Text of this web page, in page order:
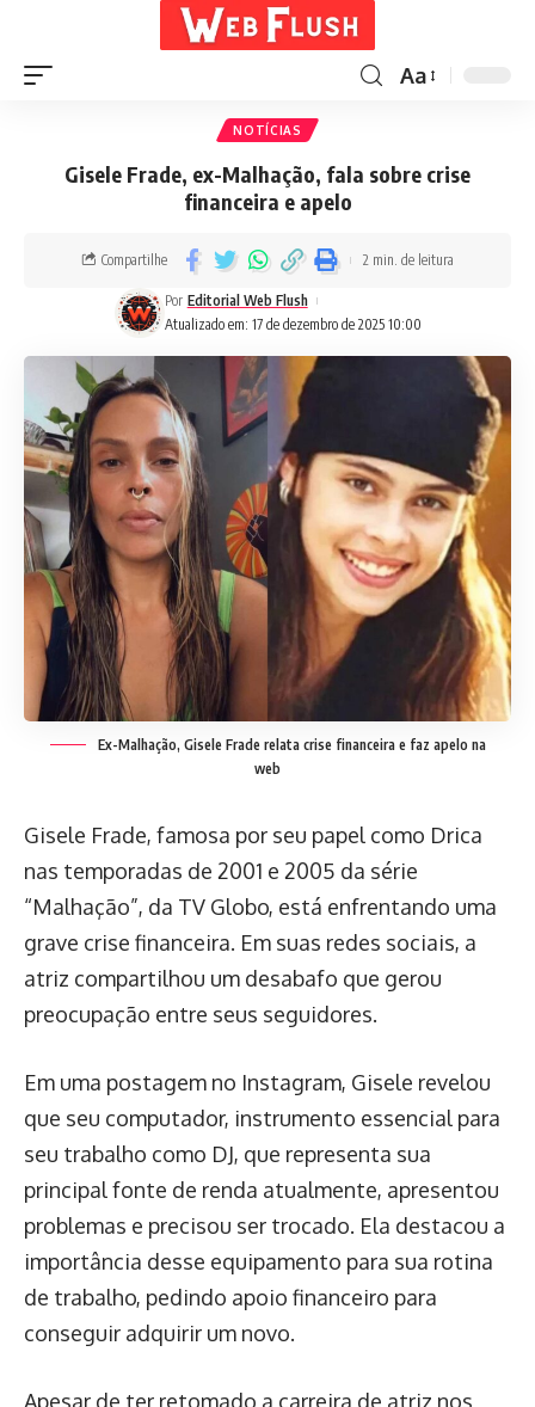
Aa
NOTÍCIAS
Gisele Frade, ex-Malhação, fala sobre crise
financeira e apelo
Atualizado em: 17 de dezembro de 2025 10:00
Por Editorial Web Flush
Compartilhe 2 min. de leitura
Ex-Malhação, Gisele Frade relata crise financeira e faz apelo na
web
Gisele Frade, famosa por seu papel como Drica
nas temporadas de 2001 e 2005 da série
“Malhação”, da TV Globo, está enfrentando uma
grave crise financeira. Em suas redes sociais, a
atriz compartilhou um desabafo que gerou
preocupação entre seus seguidores.
Em uma postagem no Instagram, Gisele revelou
que seu computador, instrumento essencial para
seu trabalho como DJ, que representa sua
principal fonte de renda atualmente, apresentou
problemas e precisou ser trocado. Ela destacou a
importância desse equipamento para sua rotina
de trabalho, pedindo apoio financeiro para
conseguir adquirir um novo.
Apesar de ter retomado a carreira de atriz nos